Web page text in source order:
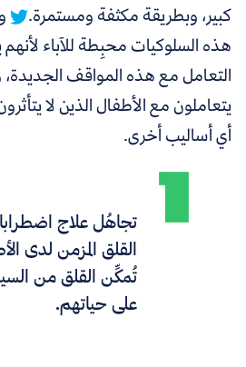
كبير، وبطريقة مكثفة ومستمرة.
هذه السلوكيات محبِطة للآباء
التعامل مع هذه المواقف
يتعاملون مع الأطفال الذين لا
أي أساليب أخرى.
تجاهُل علاج
القلق المزمن لدى
تُمكِّن القلق من
على حياتهم.